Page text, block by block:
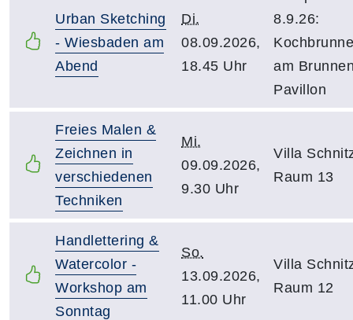
Urban Sketching
- Wiesbaden am
Abend
Di.
08.09.2026,
18.45 Uhr
8.9.26:
am
Pavillon
Freies Malen &
Zeichnen in
verschiedenen
Techniken
Mi.
09.09.2026,
9.30 Uhr
Villa
Raum 13
Handlettering &
Watercolor -
Workshop am
Sonntag
So.
13.09.2026,
11.00 Uhr
Villa
Raum 12